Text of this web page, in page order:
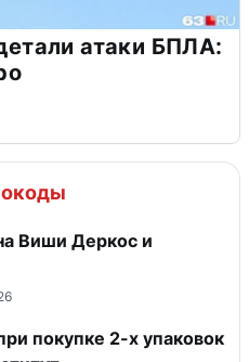
атаки БПЛА:
Виши Деркос и
покупке 2-х упаковок